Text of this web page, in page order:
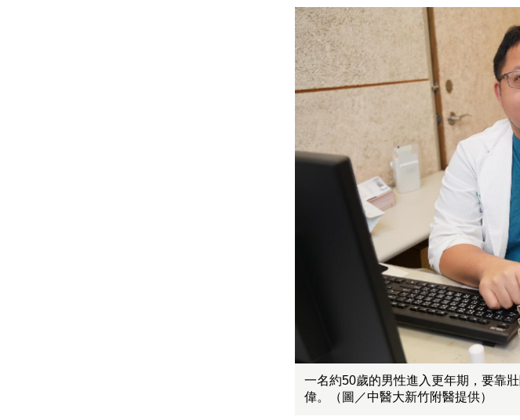
一名約50歲的男性進入更年期，要靠
偉。（圖／中醫大新竹附醫提供）